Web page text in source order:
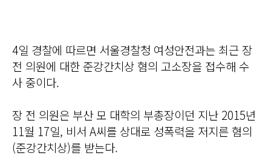
4일 경찰에 따르면 서울경찰청 여성안전과는 최근 장
전 의원에 대한 준강간치상 혐의 고소장을 접수해 수
사 중이다.
장 전 의원은 부산 모 대학의 부총장이던 지난 2015년
11월 17일, 비서 A씨를 상대로 성폭력을 저지른 혐의
(준강간치상)를 받는다.